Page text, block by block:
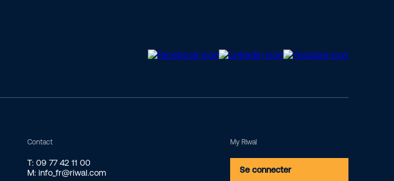
Contact
T: 09 77 42 11 00
M: info_fr@riwal.com
My Riwal
Se connecter